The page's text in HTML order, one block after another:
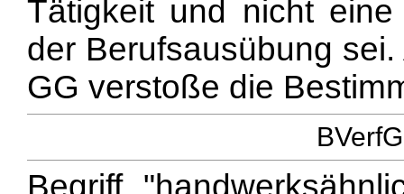
Tätigkeit und nicht
der Berufsausübung
GG verstoße die
Begriff